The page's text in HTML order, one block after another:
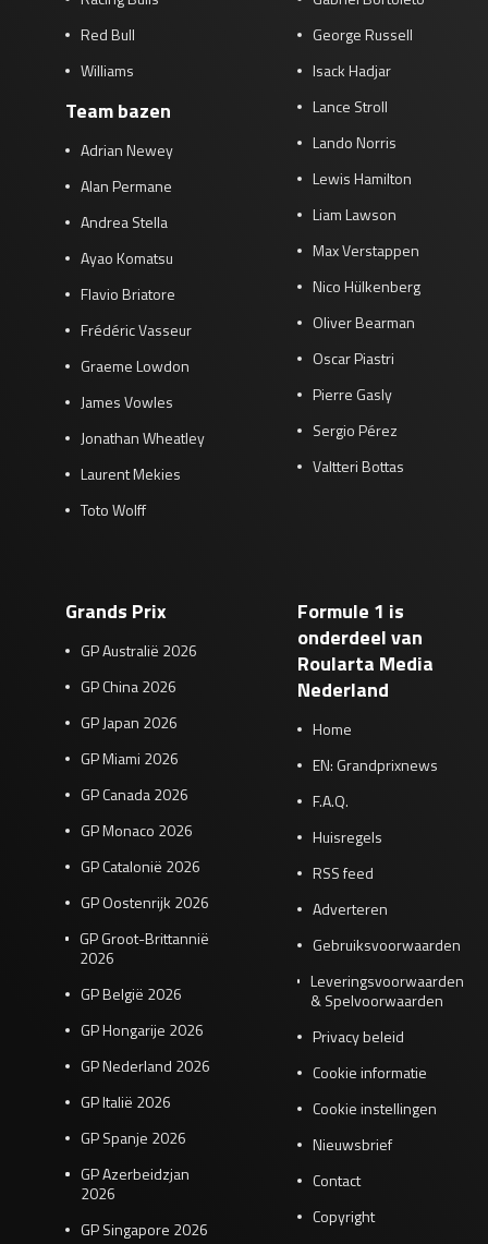
Red Bull
Williams
Team bazen
Adrian Newey
Alan Permane
Andrea Stella
Ayao Komatsu
Flavio Briatore
Frédéric Vasseur
Graeme Lowdon
James Vowles
Jonathan Wheatley
Laurent Mekies
Toto Wolff
George Russell
Isack Hadjar
Lance Stroll
Lando Norris
Lewis Hamilton
Liam Lawson
Max Verstappen
Nico Hülkenberg
Oliver Bearman
Oscar Piastri
Pierre Gasly
Sergio Pérez
Valtteri Bottas
Grands Prix
GP Australië 2026
GP China 2026
GP Japan 2026
GP Miami 2026
GP Canada 2026
GP Monaco 2026
GP Catalonië 2026
GP Oostenrijk 2026
GP Groot-Brittannië
2026
GP België 2026
GP Hongarije 2026
GP Nederland 2026
GP Italië 2026
GP Spanje 2026
GP Azerbeidzjan
2026
GP Singapore 2026
Formule 1 is
onderdeel van
Roularta Media
Nederland
Home
EN: Grandprixnews
F.A.Q.
Huisregels
RSS feed
Adverteren
Gebruiksvoorwaarden
Leveringsvoorwaarden
& Spelvoorwaarden
Privacy beleid
Cookie informatie
Cookie instellingen
Nieuwsbrief
Contact
Copyright